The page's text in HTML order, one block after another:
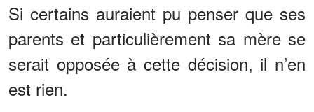
Si certains auraient pu penser que ses
parents et particulièrement sa mère se
serait opposée à cette décision, il n’en
est rien.